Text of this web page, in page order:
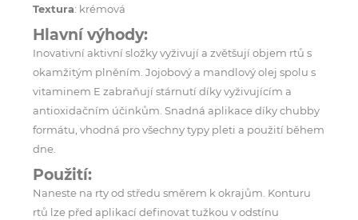
Textura: krémová
Hlavní výhody:
Inovativní aktivní složky vyživují a zvětšují objem rtů s
okamžitým plněním. Jojobový a mandlový olej spolu s
vitaminem E zabraňují stárnutí díky vyživujícím a
antioxidačním účinkům. Snadná aplikace díky chubby
formátu, vhodná pro všechny typy pleti a použití během
dne.
Použití:
Naneste na rty od středu směrem k okrajům. Konturu
rtů lze před aplikací definovat tužkou v odstínu